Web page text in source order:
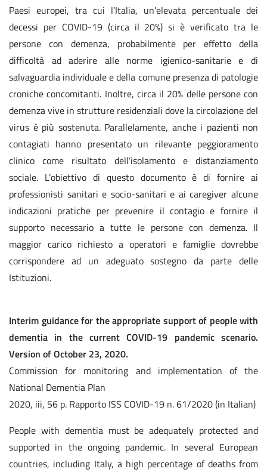
Paesi europei, tra cui l’Italia, un’elevata percentuale dei
decessi per COVID-19 (circa il 20%) si è verificato tra le
persone con demenza, probabilmente per effetto della
difficoltà ad aderire alle norme igienico-sanitarie e di
salvaguardia individuale e della comune presenza di patologie
croniche concomitanti. Inoltre, circa il 20% delle persone con
demenza vive in strutture residenziali dove la circolazione del
virus è più sostenuta. Parallelamente, anche i pazienti non
contagiati hanno presentato un rilevante peggioramento
clinico come risultato dell’isolamento e distanziamento
sociale. L’obiettivo di questo documento è di fornire ai
professionisti sanitari e socio-sanitari e ai caregiver alcune
indicazioni pratiche per prevenire il contagio e fornire il
supporto necessario a tutte le persone con demenza. Il
maggior carico richiesto a operatori e famiglie dovrebbe
corrispondere ad un adeguato sostegno da parte delle
Istituzioni.
Interim guidance for the appropriate support of people with
dementia in the current COVID-19 pandemic scenario.
Version of October 23, 2020.
Commission for monitoring and implementation of the
National Dementia Plan
2020, iii, 56 p. Rapporto ISS COVID-19 n. 61/2020 (in Italian)
People with dementia must be adequately protected and
supported in the ongoing pandemic. In several European
countries, including Italy, a high percentage of deaths from